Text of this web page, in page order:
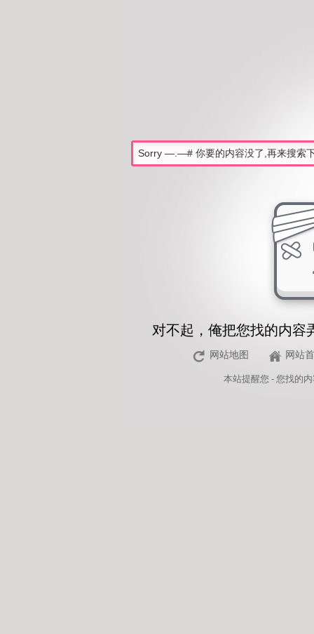
对不起，俺把您找的内容
网站地图 网站
本站提醒您 - 您找的